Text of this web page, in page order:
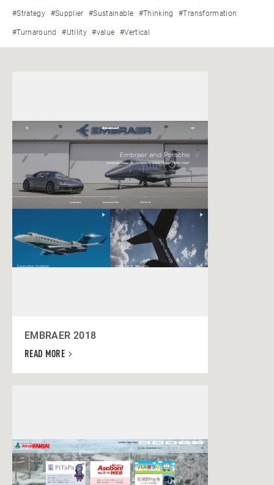
#Strategy #Supplier #Sustainable #Thinking #Transformation
#Turnaround #Utility #value #Vertical
EMBRAER 2018
READ MORE